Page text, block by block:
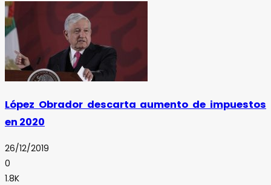
López Obrador descarta aumento de impuestos
en 2020
26/12/2019
0
1.8K